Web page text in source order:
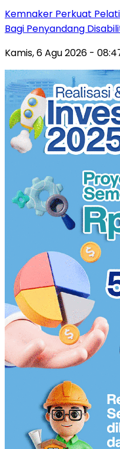
Kemnaker Perkuat
Bagi Penyandang
Kamis, 6 Agu 2026 -